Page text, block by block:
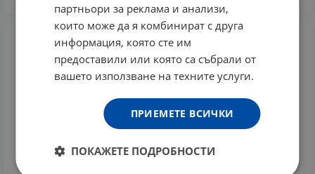
партньори за реклама и анализи,
които може да я комбинират с друга
информация, която сте им
предоставили или която са събрали от
вашето използване на техните услуги.
ПРИЕМЕТЕ ВСИЧКИ
ПОКАЖЕТЕ ПОДРОБНОСТИ